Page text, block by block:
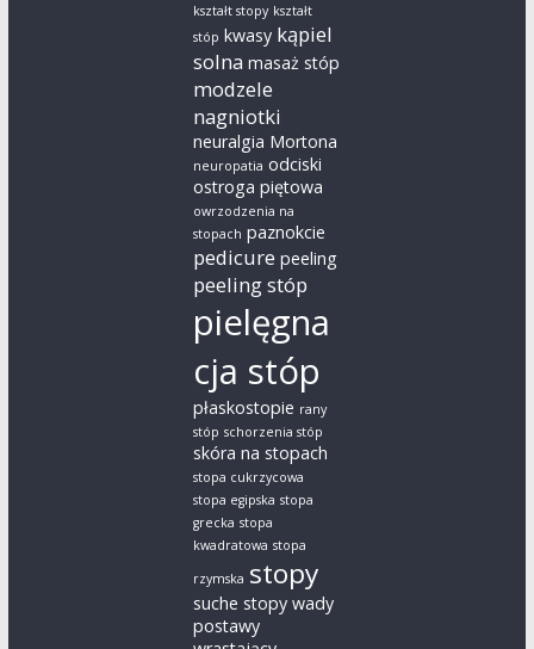
kształt stopy kształt
stóp kwasy kąpiel
solna masaż stóp
modzele
nagniotki
neuralgia Mortona
neuropatia odciski
ostroga piętowa
owrzodzenia na
stopach paznokcie
pedicure peeling
peeling stóp
pielęgna
cja stóp
płaskostopie rany
stóp schorzenia stóp
skóra na stopach
stopa cukrzycowa
stopa egipska stopa
grecka stopa
kwadratowa stopa
rzymska stopy
suche stopy wady
postawy